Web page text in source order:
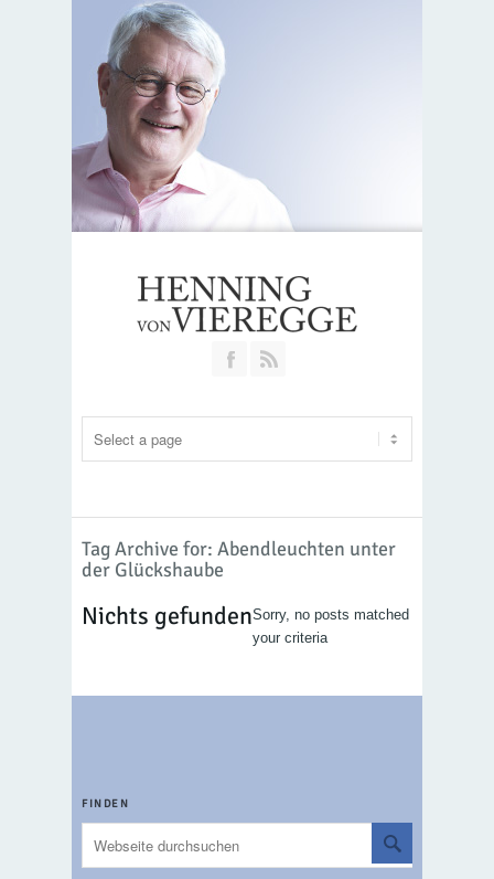
Join our Facebook Group
Tag Archive for: Abendleuchten unter
der Glückshaube
Nichts gefundenSorry, no posts matched
your criteria
FINDEN